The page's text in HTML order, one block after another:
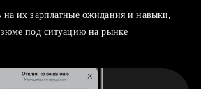
на их зарплатные ожидания и навыки,
под ситуацию на рынке